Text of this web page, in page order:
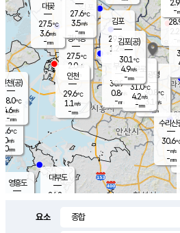
의도
℃
m/s
mm
영흥도
대부도
24.2
14.5
경서동
27.5℃
2.0m/s
-mm
대곶
27.5℃
3.6m/s
-mm
김포
29.9℃
1.2 m/s
mm
광명
30.8 ℃
3.1 m/s
-mm
부천
30.9℃
0.8m/s
-mm
27.6℃
3.5m/s
-mm
구로
31.0℃
4.2m/s
-mm
은
2.2
-
수리산
30.6
-m/s
-mm
2.9
-
인천(공)
28.0℃
4.6m/s
-mm
김포(공)
30.1℃
4.9m/s
-mm
인천
29.6℃
1.1 m/s
-mm
요소